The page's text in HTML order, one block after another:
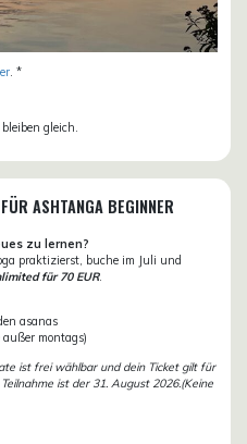
. *
gleich.
ASHTANGA BEGINNER
zu lernen?
praktizierst, buche im Juli und
für 70 EUR.
asanas
außer montags)
ist frei wählbar und dein Ticket gilt für
ist der 31. August 2026.(Keine